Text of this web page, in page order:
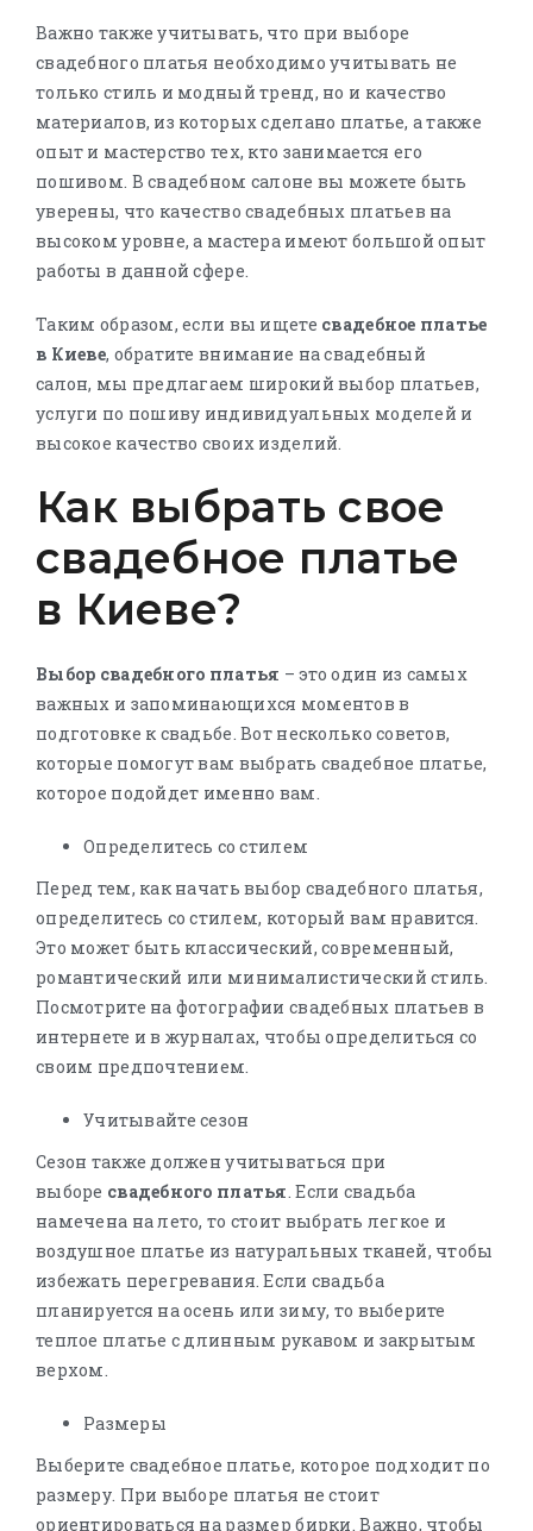
Важно также учитывать, что при выборе
свадебного платья необходимо учитывать не
только стиль и модный тренд, но и качество
материалов, из которых сделано платье, а также
опыт и мастерство тех, кто занимается его
пошивом. В свадебном салоне вы можете быть
уверены, что качество свадебных платьев на
высоком уровне, а мастера имеют большой опыт
работы в данной сфере.
Таким образом, если вы ищете свадебное платье
в Киеве, обратите внимание на свадебный
салон, мы предлагаем широкий выбор платьев,
услуги по пошиву индивидуальных моделей и
высокое качество своих изделий.
Как выбрать свое
свадебное платье
в Киеве?
Выбор свадебного платья – это один из самых
важных и запоминающихся моментов в
подготовке к свадьбе. Вот несколько советов,
которые помогут вам выбрать свадебное платье,
которое подойдет именно вам.
Определитесь со стилем
Перед тем, как начать выбор свадебного платья,
определитесь со стилем, который вам нравится.
Это может быть классический, современный,
романтический или минималистический стиль.
Посмотрите на фотографии свадебных платьев в
интернете и в журналах, чтобы определиться со
своим предпочтением.
Учитывайте сезон
Сезон также должен учитываться при
выборе свадебного платья. Если свадьба
намечена на лето, то стоит выбрать легкое и
воздушное платье из натуральных тканей, чтобы
избежать перегревания. Если свадьба
планируется на осень или зиму, то выберите
теплое платье с длинным рукавом и закрытым
верхом.
Размеры
Выберите свадебное платье, которое подходит по
размеру. При выборе платья не стоит
ориентироваться на размер бирки. Важно, чтобы